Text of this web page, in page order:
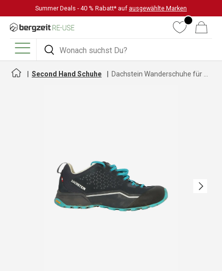
DIREKT ZUM INHALT
Summer Deals - 40 % Rabatt* auf ausgewählte Marken
Suchen
Suchen
WunschlisteWarenkorb
Menü
Second Hand Schuhe
Nächste